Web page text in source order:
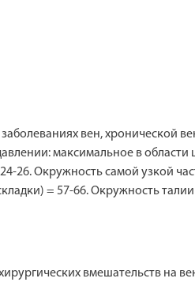
вен, хронической
максимальное в области
26. Окружность самой узкой
= 57-66. Окружность
вмешательств на